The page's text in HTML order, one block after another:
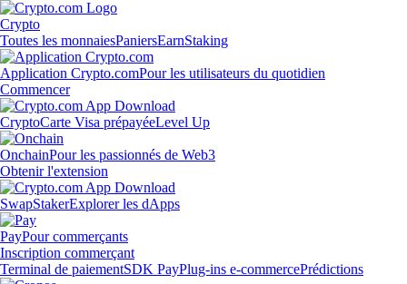
Crypto
Toutes les monnaiesPaniersEarnStaking
Application Crypto.comPour les utilisateurs du quotidien
Commencer
CryptoCarte Visa prépayéeLevel Up
OnchainPour les passionnés de Web3
Obtenir l'extension
SwapStakerExplorer les dApps
PayPour commerçants
Inscription commerçant
Terminal de paiementSDK PayPlug-ins e-commercePrédictions